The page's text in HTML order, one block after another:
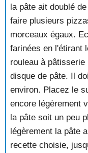
la pâte ait doublé
faire plusieurs
morceaux égaux.
farinées en l'étirant
rouleau à
disque de pâte. Il
environ. Placez le
encore légèrement
la pâte soit un peu
légèrement la pâte
recette choisie,